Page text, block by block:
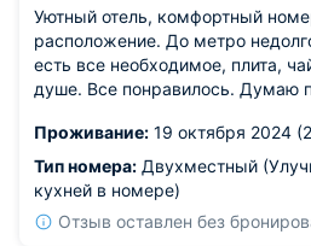
Уютный отель, комфортный
расположение. До метро
есть все необходимое, плита,
душе. Все понравилось. Думаю
Проживание: 19 октября 2024
Тип номера: Двухместный
кухней в номере)
Отзыв оставлен без